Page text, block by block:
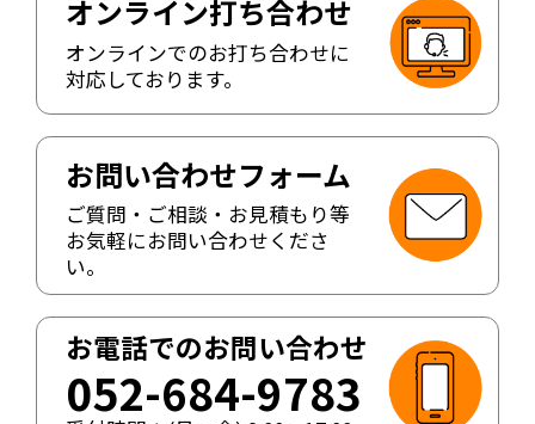
オンライン打ち合わせ
オンラインでのお打ち合わせに
対応しております。
お問い合わせフォーム
ご質問・ご相談・お見積もり等
お気軽にお問い合わせくださ
い。
お電話でのお問い合わせ
052-684-9783